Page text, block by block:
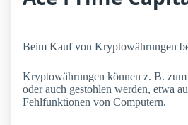
Beim Kauf von Kryptowährungen
Kryptowährungen können z. B. zum
oder auch gestohlen werden, etwa
Fehlfunktionen von Computern.